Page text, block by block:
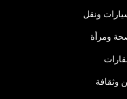
ونقل
ومرأة
وثقافة